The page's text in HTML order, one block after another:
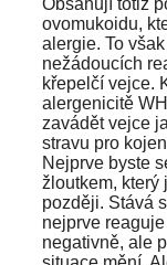
ovomukoidu,
alergie. To
nežádoucích
křepelčí vejce.
alergenicitě
zavádět vejce
stravu pro
Nejprve byste
žloutkem, který
později. Stává
nejprve
negativně, ale